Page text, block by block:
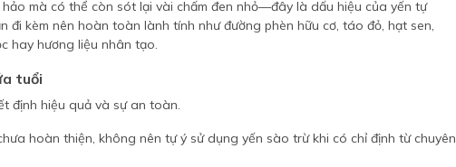
mà có thể còn sót lại vài chấm đen nhỏ—đây là dấu hiệu của yến tự
đi kèm nên hoàn toàn lành tính như đường phèn hữu cơ, táo đỏ, hạt sen,
hay hương liệu nhân tạo.
tuổi
định hiệu quả và sự an toàn.
hoàn thiện, không nên tự ý sử dụng yến sào trừ khi có chỉ định từ chuyên